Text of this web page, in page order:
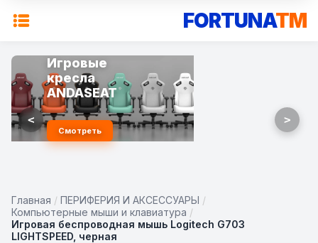
FORTUNATM
Игровые
кресла
ANDASEAT
Смотреть
< >
Главная / ПЕРИФЕРИЯ И АКСЕССУАРЫ /
Компьютерные мыши и клавиатура /
Игровая беспроводная мышь Logitech G703
LIGHTSPEED, черная